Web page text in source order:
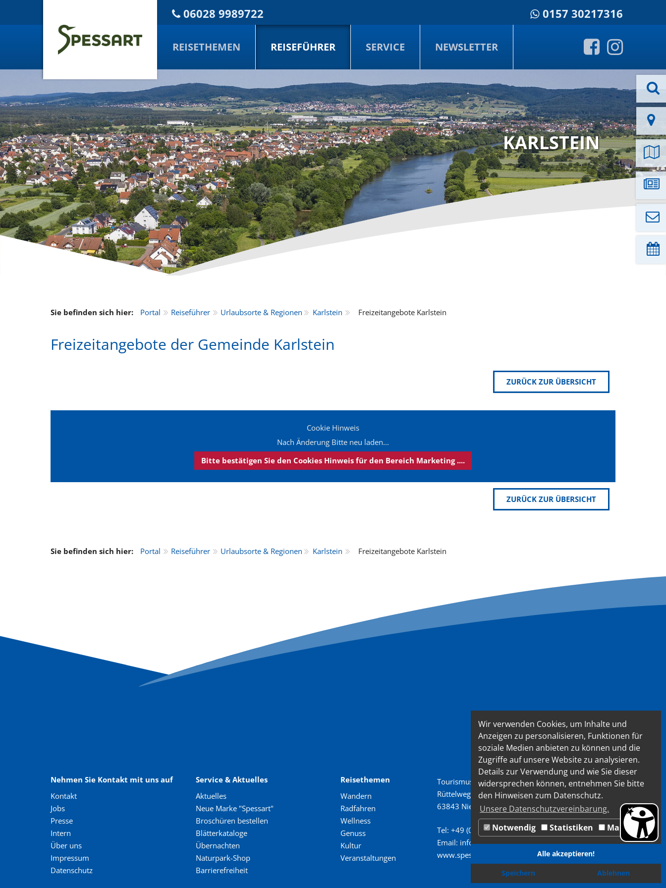
06028 9989722 0157 30217316
REISETHEMEN REISEFÜHRER SERVICE NEWSLETTER
KARLSTEIN
Sie befinden sich hier: Portal Reiseführer Urlaubsorte & Regionen Karlstein Freizeitangebote Karlstein
Freizeitangebote der Gemeinde Karlstein
ZURÜCK ZUR ÜBERSICHT
Cookie Hinweis
Nach Änderung Bitte neu laden...
Bitte bestätigen Sie den Cookies Hinweis für den Bereich Marketing ....
ZURÜCK ZUR ÜBERSICHT
Sie befinden sich hier: Portal Reiseführer Urlaubsorte & Regionen Karlstein Freizeitangebote Karlstein
Nehmen Sie Kontakt mit uns auf
Kontakt
Jobs
Presse
Intern
Über uns
Impressum
Datenschutz
Service & Aktuelles
Aktuelles
Neue Marke "Spessart"
Broschüren bestellen
Blätterkataloge
Übernachten
Naturpark-Shop
Barrierefreiheit
Reisethemen
Wandern
Radfahren
Wellness
Genuss
Kultur
Veranstaltungen
Tourismusverband Spessart-Mainland e.V.
Rüttelweg 7
63843 Niedernberg
Tel: +49 (0) 6028/ 99 89 72 2
Email: info@spessart-mainland.de
www.spessart-mainland.de
Wir verwenden Cookies, um Inhalte und
Anzeigen zu personalisieren, Funktionen für
soziale Medien anbieten zu können und die
Zugriffe auf unsere Website zu analysieren.
Details zur Verwendung und wie Sie dieser
widersprechen können, entnehmen Sie bitte
den Hinweisen zum Datenschutz.
Unsere Datenschutzvereinbarung.
Notwendig
Statistiken Marketing
Alle akzeptieren!
Speichern Ablehnen